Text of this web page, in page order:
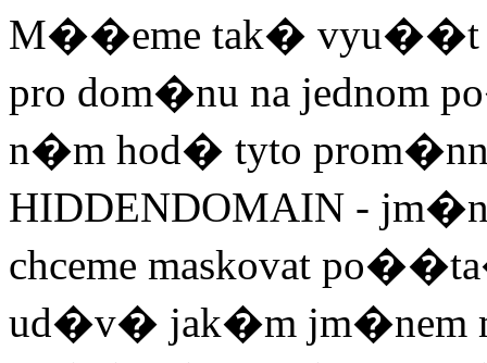
M��eme tak� vyu��t
pro dom�nu na jednom
n�m hod� tyto
HIDDENDOMAIN -
chceme maskovat
ud�v� jak�m jm�nem